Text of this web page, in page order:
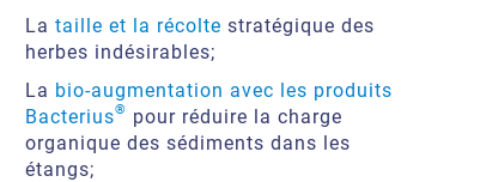
La taille et la récolte stratégique des
herbes indésirables;
La bio-augmentation avec les produits
Bacterius®
pour réduire la charge
organique des sédiments dans les
étangs;